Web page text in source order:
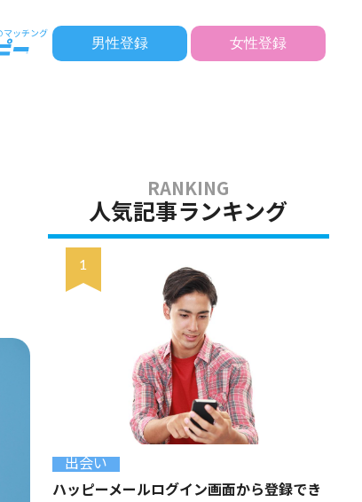
男性登録 女性登録
人気記事ランキング
出会い
ハッピーメールログイン画面から登録でき